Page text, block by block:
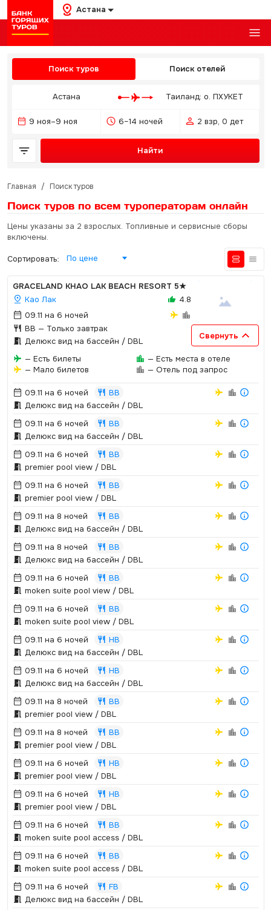
Астана
Поиск туров Поиск отелей
Астана Таиланд: о. ПХУКЕТ
9 ноя–9 ноя 6–14 ночей 2 взр, 0 дет
Найти
Главная / Поиск туров
Поиск туров по всем туроператорам онлайн
Цены указаны за 2 взрослых. Топливные и сервисные сборы
включены.
Сортировать: По цене
GRACELAND KHAO LAK BEACH RESORT 5★
Као Лак
09.11 на 6 ночей
BB — Только завтрак
4.8
Делюкс вид на бассейн / DBL
Свернуть
— Есть билеты
— Мало билетов
— Есть места в отеле
— Отель под запрос
09.11 на 6 ночей
BB
Делюкс вид на бассейн / DBL
09.11 на 6 ночей
BB
Делюкс вид на бассейн / DBL
09.11 на 6 ночей
BB
premier pool view / DBL
09.11 на 6 ночей
BB
premier pool view / DBL
09.11 на 8 ночей
BB
Делюкс вид на бассейн / DBL
09.11 на 8 ночей
BB
Делюкс вид на бассейн / DBL
09.11 на 6 ночей
BB
moken suite pool view / DBL
09.11 на 6 ночей
BB
moken suite pool view / DBL
09.11 на 6 ночей
HB
Делюкс вид на бассейн / DBL
09.11 на 6 ночей
HB
Делюкс вид на бассейн / DBL
09.11 на 8 ночей
BB
premier pool view / DBL
09.11 на 8 ночей
BB
premier pool view / DBL
09.11 на 6 ночей
HB
premier pool view / DBL
09.11 на 6 ночей
HB
premier pool view / DBL
09.11 на 6 ночей
BB
moken suite pool access / DBL
09.11 на 6 ночей
BB
moken suite pool access / DBL
09.11 на 6 ночей
FB
Делюкс вид на бассейн / DBL